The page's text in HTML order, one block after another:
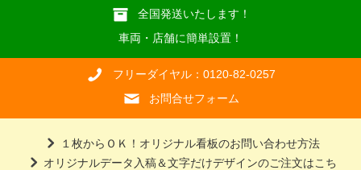
全国発送いたします！
車両・店舗に簡単設置！
フリーダイヤル：0120-82-0257
お問合せフォーム
１枚からＯＫ！オリジナル看板のお問い合わせ方法
オリジナルデータ入稿＆文字だけデザインのご注文はこち